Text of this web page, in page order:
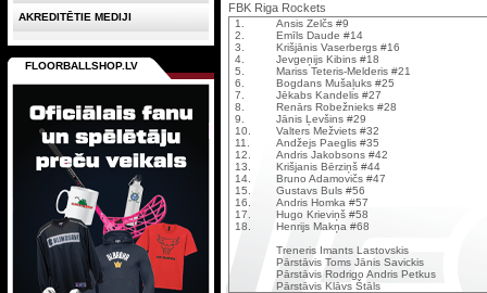
FBK Riga Rockets
1.
Ansis Zelčs #9
2.
Emīls Daude #14
3.
Krišjānis Vaserbergs #16
4.
Jevgeņijs Kibins #18
5.
Mariss Teteris-Melderis #21
6.
Bogdans Mušaļuks #25
7.
Jēkabs Kandelis #27
8.
Renārs Robežnieks #28
9.
Jānis Ļevšins #29
10.
Valters Mežviets #32
11.
Andžejs Paeglis #35
12.
Andris Jakobsons #42
13.
Krišjanis Bērziņš #44
14.
Bruno Adamovičs #47
15.
Gustavs Buls #56
16.
Andris Homka #57
17.
Hugo Krieviņš #58
18.
Henrijs Makņa #68
Treneris Imants Lastovskis
Pārstāvis Toms Jānis Savickis
Pārstāvis Rodrigo Andris Petkus
Pārstāvis Klāvs Štāls
AKREDITĒTIE MEDIJI
FLOORBALLSHOP.LV